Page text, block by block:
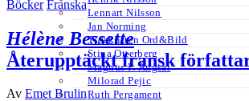
Lennart Nilsson
Jan Norming
Tidskriften Ord&Bild
Stina Otterberg
Magnus P. Ängsal
Milorad Pejic
Ruth Pergament
Böcker Franska
Hélène Bessette
Återupptäckt fransk
Av Emet Brulin